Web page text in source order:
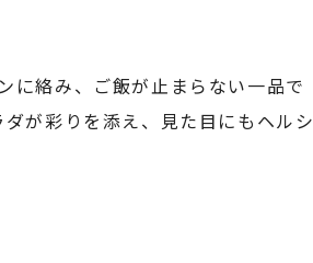
に絡み、ご飯が止まらない一品で
が彩りを添え、見た目にもヘル